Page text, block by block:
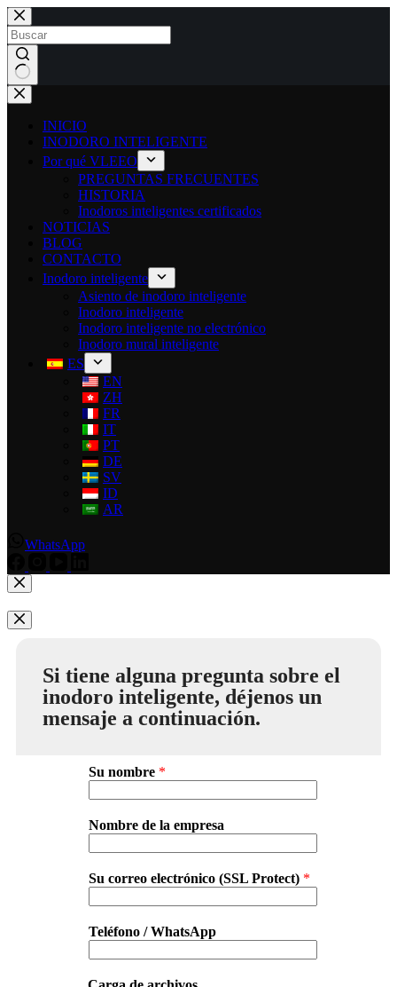
INICIO
INODORO INTELIGENTE
Por qué VLEEO
PREGUNTAS FRECUENTES
HISTORIA
Inodoros inteligentes certificados
NOTICIAS
BLOG
CONTACTO
Inodoro inteligente
Asiento de inodoro inteligente
Inodoro inteligente
Inodoro inteligente no electrónico
Inodoro mural inteligente
ES
EN
ZH
FR
IT
PT
DE
SV
ID
AR
WhatsApp
Si tiene alguna pregunta sobre el
inodoro inteligente, déjenos un
mensaje a continuación.
Su nombre *
Nombre de la empresa
Su correo electrónico (SSL Protect) *
Teléfono / WhatsApp